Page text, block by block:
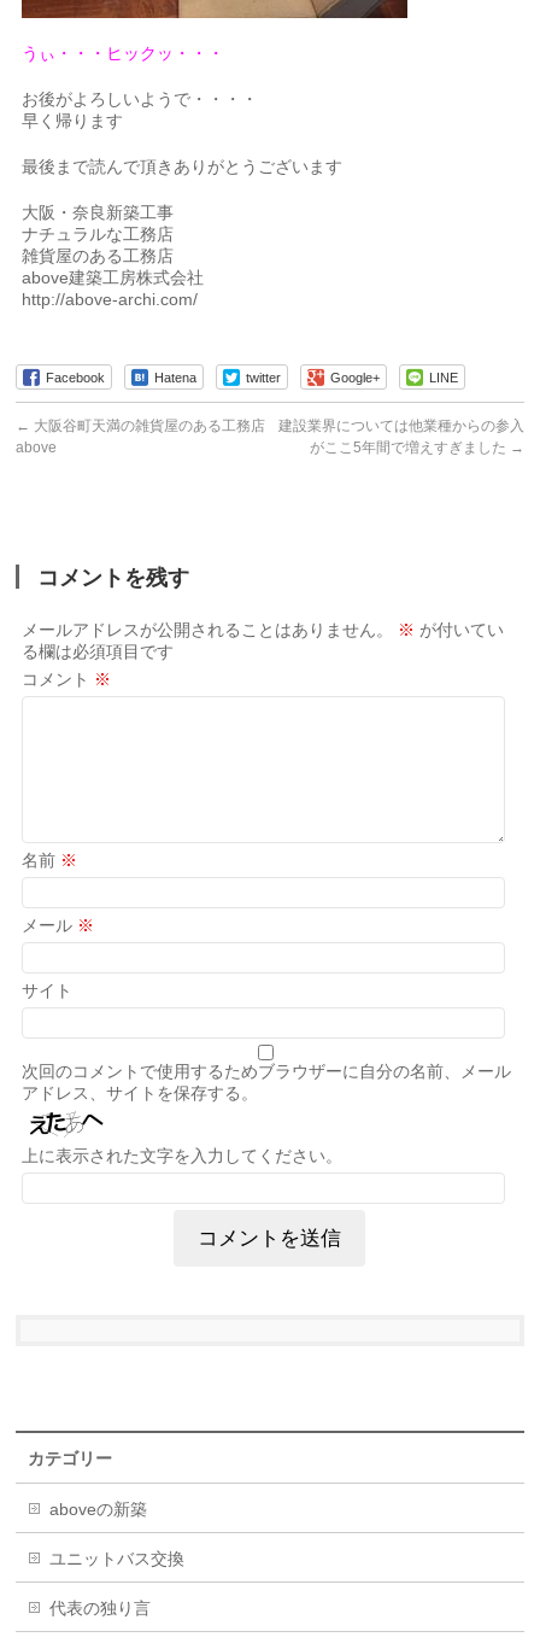
うぃ・・・ヒックッ・・・
お後がよろしいようで・・・・
早く帰ります
最後まで読んで頂きありがとうございます
大阪・奈良新築工事
ナチュラルな工務店
雑貨屋のある工務店
above建築工房株式会社
http://above-archi.com/
Facebook Hatena twitter Google+ LINE
← 大阪谷町天満の雑貨屋のある工務店
above
建設業界については他業種からの参入
がここ5年間で増えすぎました →
コメントを残す
メールアドレスが公開されることはありません。 ※ が付いてい
る欄は必須項目です
コメント ※
名前 ※
メール ※
サイト
次回のコメントで使用するためブラウザーに自分の名前、メール
アドレス、サイトを保存する。
上に表示された文字を入力してください。
カテゴリー
aboveの新築
ユニットバス交換
代表の独り言